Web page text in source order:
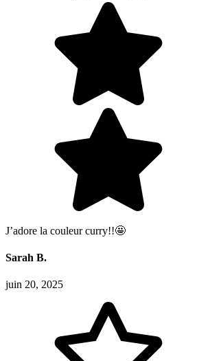
J’adore la couleur curry!!🤩
Sarah B.
juin 20, 2025